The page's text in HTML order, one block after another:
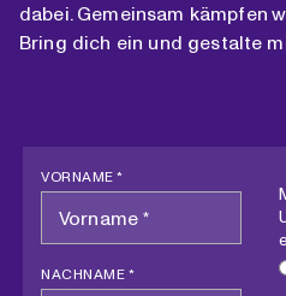
dabei. Gemeinsam kämpfen
Bring dich ein und gestalte
VORNAME *
NACHNAME *